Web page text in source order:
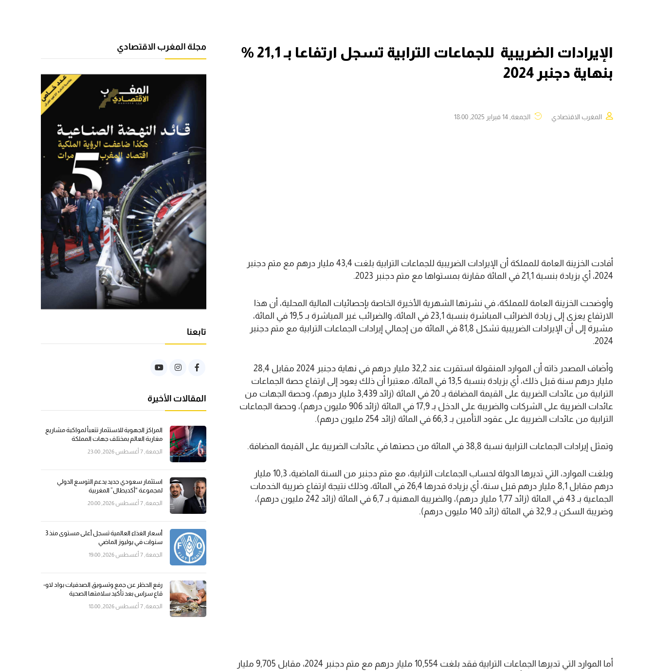
الإيرادات الضريبية للجماعات الترابية تسجل ارتفاعا بـ 21,1 %
بنهاية دجنبر 2024
المغرب الاقتصادي الجمعة, 14 فبراير 2025, 18:00
أفادت الخزينة العامة للمملكة أن الإيرادات الضريبية للجماعات الترابية بلغت 43,4 مليار درهم مع متم دجنبر
2024، أي بزيادة بنسبة 21,1 في المائة مقارنة بمستواها مع متم دجنبر 2023.
وأوضحت الخزينة العامة للمملكة، في نشرتها الشهرية الأخيرة الخاصة بإحصائيات المالية المحلية، أن هذا
الارتفاع يعزى إلى زيادة الضرائب المباشرة بنسبة 23,1 في المائة، والضرائب غير المباشرة بـ 19,5 في المائة،
مشيرة إلى أن الإيرادات الضريبية تشكل 81,8 في المائة من إجمالي إيرادات الجماعات الترابية مع متم دجنبر
2024.
وأضاف المصدر ذاته أن الموارد المنقولة استقرت عند 32,2 مليار درهم في نهاية دجنبر 2024 مقابل 28,4
مليار درهم سنة قبل ذلك، أي بزيادة بنسبة 13,5 في المائة، معتبرا أن ذلك يعود إلى ارتفاع حصة الجماعات
الترابية من عائدات الضريبة على القيمة المضافة بـ 20 في المائة (زائد 3,439 مليار درهم)، وحصة الجهات من
عائدات الضريبة على الشركات والضريبة على الدخل بـ 17,9 في المائة (زائد 906 مليون درهم)، وحصة الجماعات
الترابية من عائدات الضريبة على عقود التأمين بـ 66,3 في المائة (زائد 254 مليون درهم).
وتمثل إيرادات الجماعات الترابية نسبة 38,8 في المائة من حصتها في عائدات الضريبة على القيمة المضافة.
وبلغت الموارد، التي تديرها الدولة لحساب الجماعات الترابية، مع متم دجنبر من السنة الماضية، 10,3 مليار
درهم مقابل 8,1 مليار درهم قبل سنة، أي بزيادة قدرها 26,4 في المائة، وذلك نتيجة ارتفاع ضريبة الخدمات
الجماعية بـ 43 في المائة (زائد 1,77 مليار درهم)، والضريبة المهنية بـ 6,7 في المائة (زائد 242 مليون درهم)،
وضريبة السكن بـ 32,9 في المائة (زائد 140 مليون درهم).
أما الموارد التي تديرها الجماعات الترابية فقد بلغت 10,554 مليار درهم مع متم دجنبر 2024، مقابل 9,705 مليار
مجلة المغرب الاقتصادي
تابعنا
المقالات الأخيرة
المراكز الجهوية للاستثمار تتعبأ لمواكبة مشاريع
مغاربة العالم بمختلف جهات المملكة
الجمعة, 7 أغسطس 2026, 23:00
استثمار سعودي جديد يدعم التوسع الدولي
لمجموعة “أكديطال” المغربية
الجمعة, 7 أغسطس 2026, 20:00
أسعار الغذاء العالمية تسجل أعلى مستوى منذ 3
سنوات في يوليوز الماضي
الجمعة, 7 أغسطس 2026, 19:00
رفع الحظر عن جمع وتسويق الصدفيات بواد لاو-
قاع سراس بعد تأكيد سلامتها الصحية
الجمعة, 7 أغسطس 2026, 18:00